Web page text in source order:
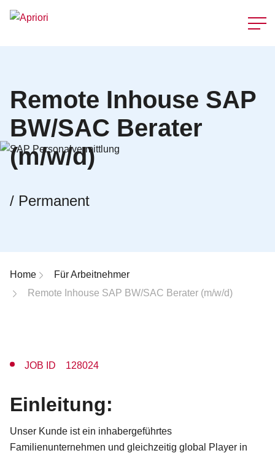
Remote Inhouse SAP
BW/SAC Berater
(m/w/d)
/ Permanent
Breadcrumb-Navigation
Home
Für Arbeitnehmer
Remote Inhouse SAP BW/SAC Berater (m/w/d)
JOB ID 128024
Einleitung:
Unser Kunde ist ein inhabergeführtes
Familienunternehmen und gleichzeitig global Player in